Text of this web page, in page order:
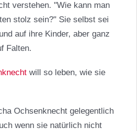
verstehen. "Wie kann man
stolz sein?" Sie selbst sei
auf ihre Kinder, aber ganz
Falten.
will so leben, wie sie
Ochsenknecht gelegentlich
wenn sie natürlich nicht